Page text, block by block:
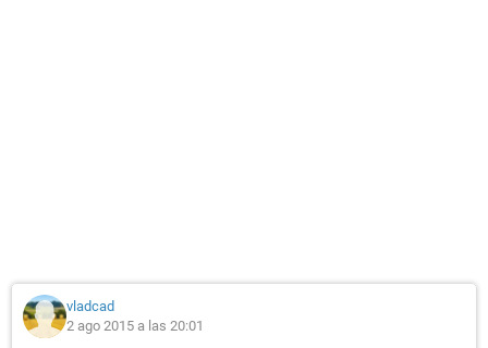
vladcad
2 ago 2015 a las 20:01